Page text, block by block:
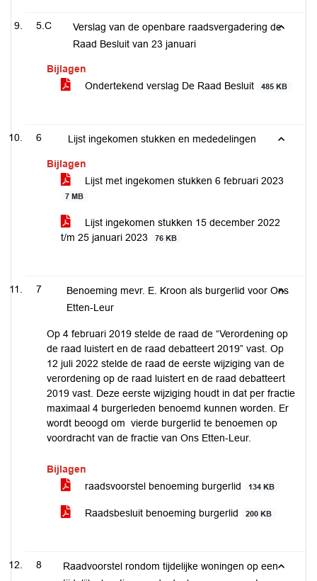
5.C
Verslag van de openbare raadsvergadering de
Raad Besluit van 23 januari
Bijlagen
Ondertekend verslag De Raad Besluit
485 KB
6 Lijst ingekomen stukken en mededelingen
Bijlagen
Lijst met ingekomen stukken 6 februari 2023
7 MB
Lijst ingekomen stukken 15 december 2022
t/m 25 januari 2023
76 KB
7
Benoeming mevr. E. Kroon als burgerlid voor Ons
Etten-Leur
Op 4 februari 2019 stelde de raad de “Verordening op
de raad luistert en de raad debatteert 2019” vast. Op
12 juli 2022 stelde de raad de eerste wijziging van de
verordening op de raad luistert en de raad debatteert
2019 vast. Deze eerste wijziging houdt in dat per fractie
maximaal 4 burgerleden benoemd kunnen worden. Er
wordt beoogd om vierde burgerlid te benoemen op
voordracht van de fractie van Ons Etten-Leur.
Bijlagen
raadsvoorstel benoeming burgerlid
134 KB
Raadsbesluit benoeming burgerlid 200 KB
8
Raadvoorstel rondom tijdelijke woningen op een